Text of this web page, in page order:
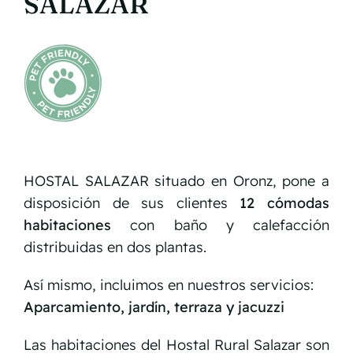
HOSTAL SALAZAR situado en Oronz, pone a
disposición de sus clientes 12 cómodas
habitaciones con baño y calefacción
distribuidas en dos plantas.
Así mismo, incluimos en nuestros servicios:
Aparcamiento, jardín, terraza y jacuzzi
Las habitaciones del Hostal Rural Salazar son